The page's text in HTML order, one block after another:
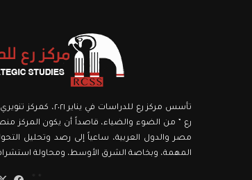
تأسس مركز رع
رع ” من الضوء والضياء، قاصداً أن يكون المركز
مصر والدول العربية، ساعياً إلى رصد وتحليل
المهمة، وبخاصة الشرق الأوسط، ومحاولة استشراف